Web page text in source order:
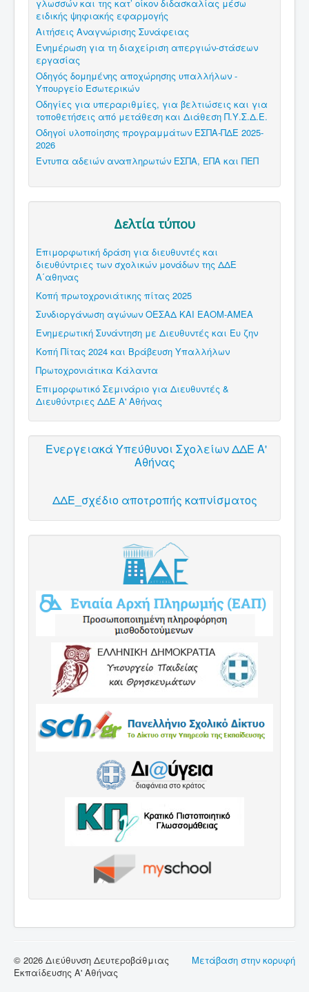
γλωσσών και της κατ’ οίκον διδασκαλίας μέσω
ειδικής ψηφιακής εφαρμογής
Αιτήσεις Αναγνώρισης Συνάφειας
Ενημέρωση για τη διαχείριση απεργιών-στάσεων
εργασίας
Οδηγός δομημένης αποχώρησης υπαλλήλων -
Υπουργείο Εσωτερικών
Οδηγίες για υπεραριθμίες, για βελτιώσεις και για
τοποθετήσεις από μετάθεση και Διάθεση Π.Υ.Σ.Δ.Ε.
Οδηγοί υλοποίησης προγραμμάτων ΕΣΠΑ-ΠΔΕ 2025-
2026
Έντυπα αδειών αναπληρωτών ΕΣΠΑ, ΕΠΑ και ΠΕΠ
Δελτία τύπου
Επιμορφωτική δράση για διευθυντές και
διευθύντριες των σχολικών μονάδων της ΔΔΕ
Α΄αθηνας
Κοπή πρωτοχρονιάτικης πίτας 2025
Συνδιοργάνωση αγώνων ΟΕΣΑΔ ΚΑΙ ΕΑΟΜ-ΑΜΕΑ
Ενημερωτική Συνάντηση με Διευθυντές και Ευ ζην
Κοπή Πίτας 2024 και Βράβευση Υπαλλήλων
Πρωτοχρονιάτικα Κάλαντα
Επιμορφωτικό Σεμινάριο για Διευθυντές &
Διευθύντριες ΔΔΕ Α' Αθήνας
Ενεργειακά Υπεύθυνοι Σχολείων ΔΔΕ Α'
Αθήνας
ΔΔΕ_σχέδιο αποτροπής καπνίσματος
Μετάβαση στην κορυφή
© 2026 Διεύθυνση Δευτεροβάθμιας
Εκπαίδευσης Α' Αθήνας